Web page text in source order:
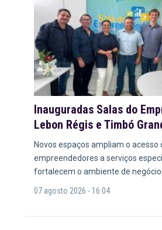
Inauguradas Salas do
Lebon Régis e Timbó
Novos espaços ampliam o acesso
empreendedores a serviços
fortalecem o ambiente de
07 agosto 2026 - 16:04